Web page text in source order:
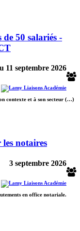
50 salariés -
11 septembre 2026
contexte et à son secteur (…)
notaires
3 septembre 2026
en office notariale.